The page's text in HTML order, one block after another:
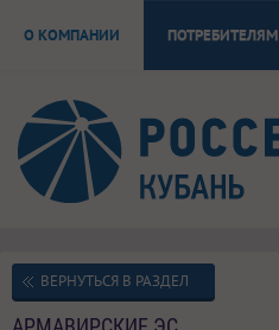
О КОМПАНИИ ПОТРЕБИТЕЛЯМ
ВЕРНУТЬСЯ В РАЗДЕЛ